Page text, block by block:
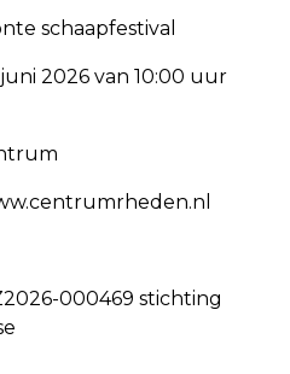
van 10:00 uur
000469 stichting